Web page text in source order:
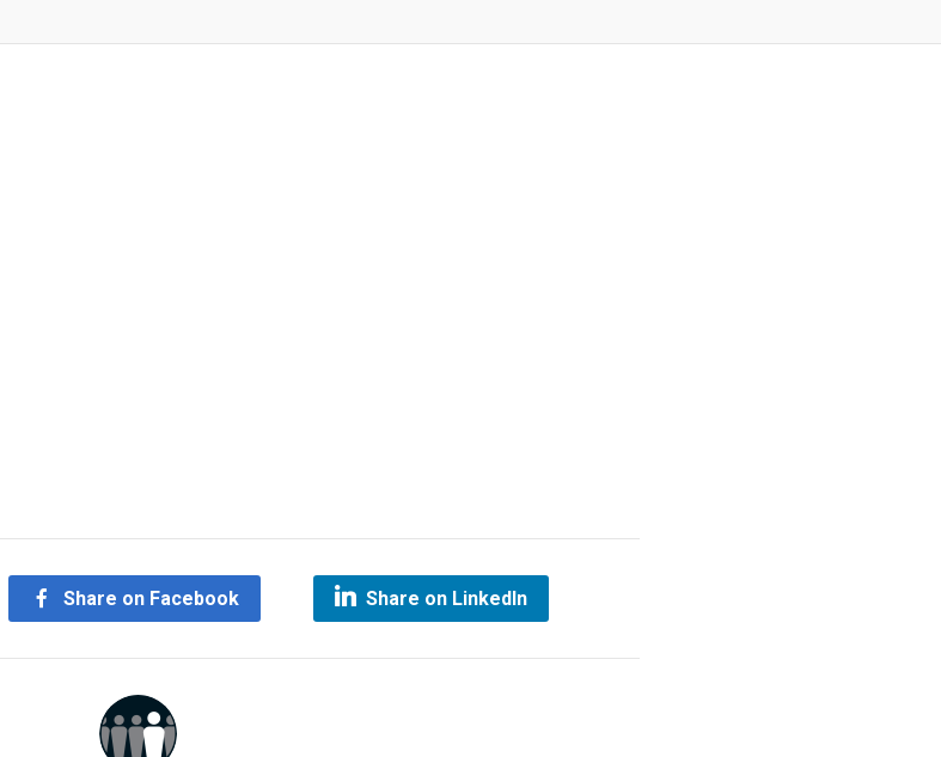
Share on Facebook Share on LinkedIn